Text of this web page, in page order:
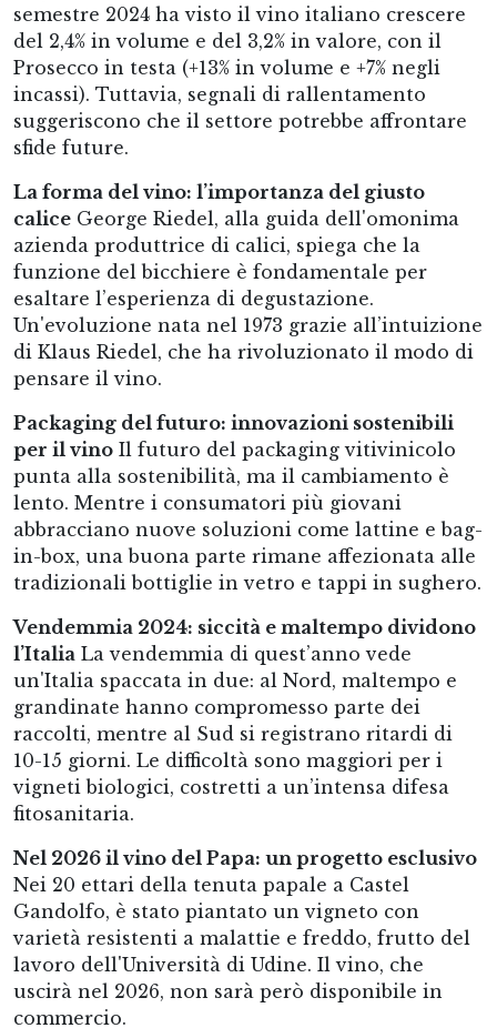
semestre 2024 ha visto il vino italiano crescere
del 2,4% in volume e del 3,2% in valore, con il
Prosecco in testa (+13% in volume e +7% negli
incassi). Tuttavia, segnali di rallentamento
suggeriscono che il settore potrebbe affrontare
sfide future.
La forma del vino: l’importanza del giusto
calice George Riedel, alla guida dell'omonima
azienda produttrice di calici, spiega che la
funzione del bicchiere è fondamentale per
esaltare l’esperienza di degustazione.
Un'evoluzione nata nel 1973 grazie all’intuizione
di Klaus Riedel, che ha rivoluzionato il modo di
pensare il vino.
Packaging del futuro: innovazioni sostenibili
per il vino Il futuro del packaging vitivinicolo
punta alla sostenibilità, ma il cambiamento è
lento. Mentre i consumatori più giovani
abbracciano nuove soluzioni come lattine e bag-
in-box, una buona parte rimane affezionata alle
tradizionali bottiglie in vetro e tappi in sughero.
Vendemmia 2024: siccità e maltempo dividono
l’Italia La vendemmia di quest’anno vede
un'Italia spaccata in due: al Nord, maltempo e
grandinate hanno compromesso parte dei
raccolti, mentre al Sud si registrano ritardi di
10-15 giorni. Le difficoltà sono maggiori per i
vigneti biologici, costretti a un’intensa difesa
fitosanitaria.
Nel 2026 il vino del Papa: un progetto esclusivo
Nei 20 ettari della tenuta papale a Castel
Gandolfo, è stato piantato un vigneto con
varietà resistenti a malattie e freddo, frutto del
lavoro dell'Università di Udine. Il vino, che
uscirà nel 2026, non sarà però disponibile in
commercio.